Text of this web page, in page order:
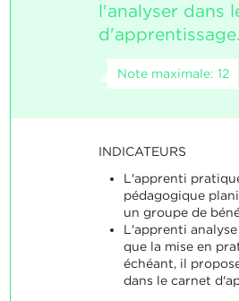
l'analyser dans
d'apprentissage.
Note maximale: 12
INDICATEURS
L'apprenti
pédagogique
un groupe de
L'apprenti
que la mise en
échéant, il
dans le carnet